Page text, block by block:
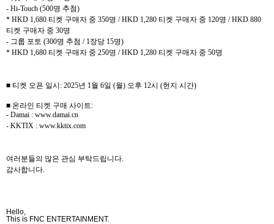
- Hi-Touch (500명 추첨)
* HKD 1,680 티켓 구매자 중 350명 / HKD 1,280 티켓 구매자 중 120명 / HKD 880
티켓 구매자 중 30명
- 그룹 포토 (300명 추첨 / 1장당 15명)
* HKD 1,680 티켓 구매자 중 250명 / HKD 1,280 티켓 구매자 중 50명
■ 티켓 오픈 일시: 2025년 1월 6일 (월) 오후 12시 (현지 시간)
■ 온라인 티켓 구매 사이트:
- Damai : www.damai.cn
- KKTIX : www.kktix.com
여러분들의 많은 관심 부탁드립니다.
감사합니다.
Hello,
This is FNC ENTERTAINMENT.